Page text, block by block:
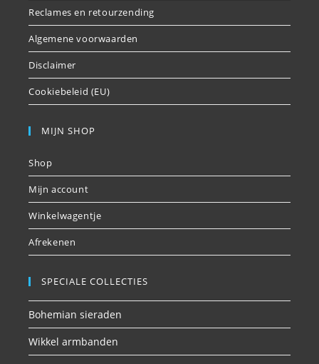
Reclames en retourzending
Algemene voorwaarden
Disclaimer
Cookiebeleid (EU)
MIJN SHOP
Shop
Mijn account
Winkelwagentje
Afrekenen
SPECIALE COLLECTIES
Bohemian sieraden
Wikkel armbanden